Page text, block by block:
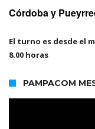
Córdoba y
El turno es desde el
8.00 horas
PAMPACOM